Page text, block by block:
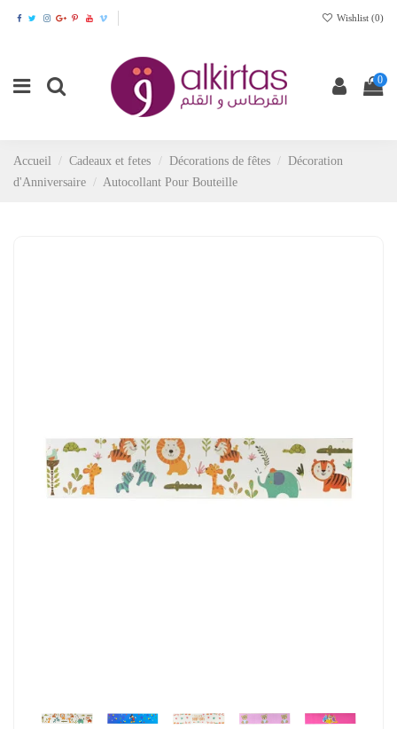
Wishlist (0)
0
Accueil Cadeaux et fetes Décorations de fêtes
Décoration
d'Anniversaire
Autocollant Pour Bouteille